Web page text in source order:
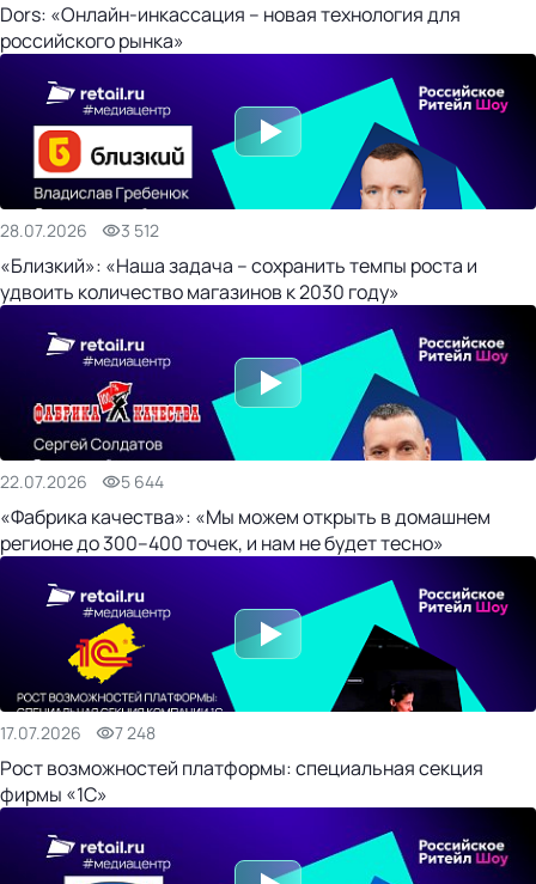
Dors: «Онлайн-инкассация – новая технология для
российского рынка»
28.07.2026 3 512
«Близкий»: «Наша задача – сохранить темпы роста и
удвоить количество магазинов к 2030 году»
22.07.2026 5 644
«Фабрика качества»: «Мы можем открыть в домашнем
регионе до 300–400 точек, и нам не будет тесно»
17.07.2026 7 248
Рост возможностей платформы: специальная секция
фирмы «1С»